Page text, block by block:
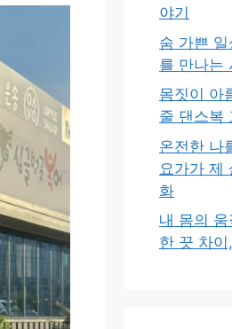
야기
숨 가쁜
를 만나는
몸짓이 아
줄 댄스복
온전한 나
요가가 제
화
내 몸의
한 끗 차